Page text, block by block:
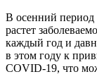
В осенний период
растет
каждый год и
в этом году к
COVID-19, что